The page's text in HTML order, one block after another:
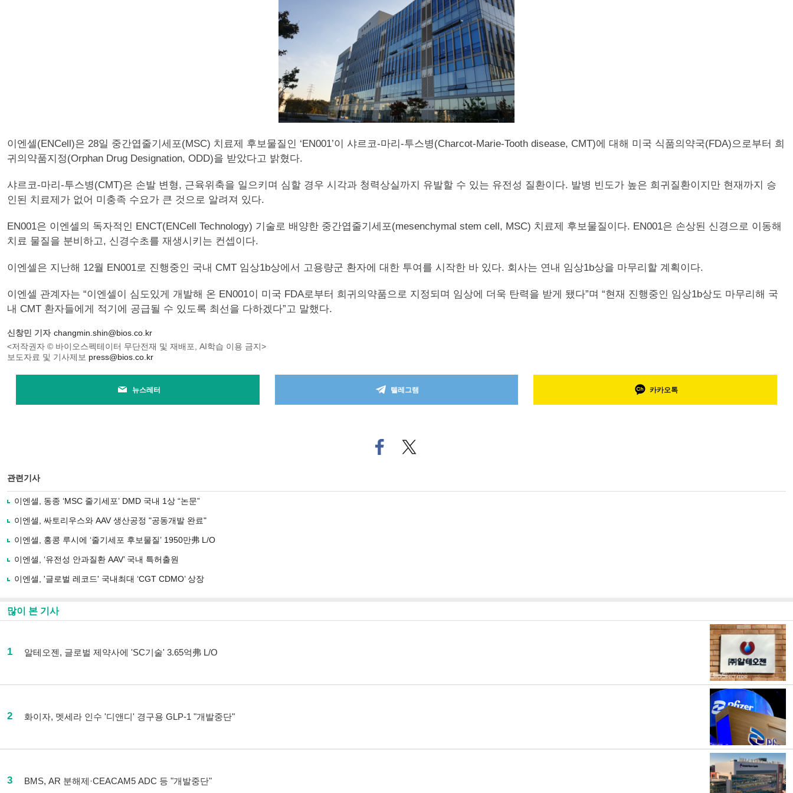
이엔셀(ENCell)은 28일 중간엽줄기세포(MSC) 치료제 후보물질인 ‘EN001’이 샤르코-마리-투스병(Charcot-Marie-Tooth disease, CMT)에 대해 미국 식품의약국(FDA)으로부터 희
귀의약품지정(Orphan Drug Designation, ODD)을 받았다고 밝혔다.
샤르코-마리-투스병(CMT)은 손발 변형, 근육위축을 일으키며 심할 경우 시각과 청력상실까지 유발할 수 있는 유전성 질환이다. 발병 빈도가 높은 희귀질환이지만 현재까지 승
인된 치료제가 없어 미충족 수요가 큰 것으로 알려져 있다.
EN001은 이엔셀의 독자적인 ENCT(ENCell Technology) 기술로 배양한 중간엽줄기세포(mesenchymal stem cell, MSC) 치료제 후보물질이다. EN001은 손상된 신경으로 이동해
치료 물질을 분비하고, 신경수초를 재생시키는 컨셉이다.
이엔셀은 지난해 12월 EN001로 진행중인 국내 CMT 임상1b상에서 고용량군 환자에 대한 투여를 시작한 바 있다. 회사는 연내 임상1b상을 마무리할 계획이다.
이엔셀 관계자는 “이엔셀이 심도있게 개발해 온 EN001이 미국 FDA로부터 희귀의약품으로 지정되며 임상에 더욱 탄력을 받게 됐다”며 “현재 진행중인 임상1b상도 마무리해 국
내 CMT 환자들에게 적기에 공급될 수 있도록 최선을 다하겠다”고 말했다.
신창민 기자 changmin.shin@bios.co.kr
<저작권자 © 바이오스펙테이터 무단전재 및 재배포, AI학습 이용 금지>
보도자료 및 기사제보 press@bios.co.kr
뉴스레터 텔레그램 카카오톡
페
이
트위
터로
관련기사
이엔셀, 동종 ‘MSC 줄기세포’ DMD 국내 1상 “논문”
이엔셀, 싸토리우스와 AAV 생산공정 "공동개발 완료"
이엔셀, 홍콩 루시에 ‘줄기세포 후보물질’ 1950만弗 L/O
이엔셀, ‘유전성 안과질환 AAV’ 국내 특허출원
이엔셀, '글로벌 레코드' 국내최대 ‘CGT CDMO’ 상장
많이 본 기사
1 알테오젠, 글로벌 제약사에 'SC기술' 3.65억弗 L/O
2 화이자, 멧세라 인수 '디앤디' 경구용 GLP-1 "개발중단"
3 BMS, AR 분해제·CEACAM5 ADC 등 "개발중단"